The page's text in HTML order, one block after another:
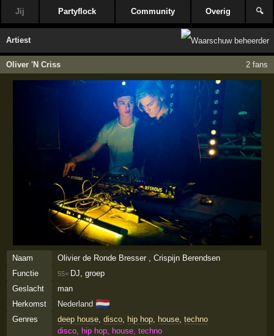
Jij Partyflock Community Overig 🔍
Artiest
Oliver 'N Criss 2 fans
Naam
Olivier de Ronde Bresser , Crispijn Berendsen
Functie
55× DJ, groep
Geslacht
man
Herkomst
Nederland 🇳🇱
Genres deep house, disco, hip hop, house, techno
disco, hip hop, house, techno